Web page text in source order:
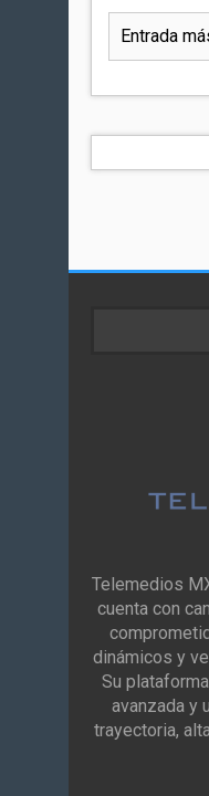
Entrada
Telemedios
cuenta con
dinámicos y
Su
avanzada y
trayectoria,